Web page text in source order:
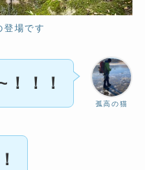
登場です
孤高の猫
！！！